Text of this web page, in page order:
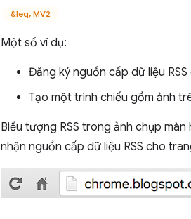
&leq; MV2
Một số ví dụ:
Đăng ký nguồn cấp dữ liệu
Tạo một trình chiếu gồm ảnh
Biểu tượng RSS trong ảnh chụp
nhận nguồn cấp dữ liệu RSS cho